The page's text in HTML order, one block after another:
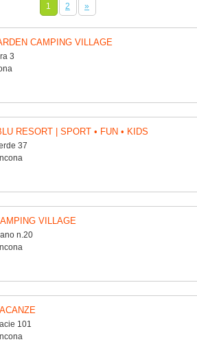
1 2 »
CAMPING VILLAGE
3
RESORT | SPORT • FUN • KIDS
37
VILLAGE
n.20
101